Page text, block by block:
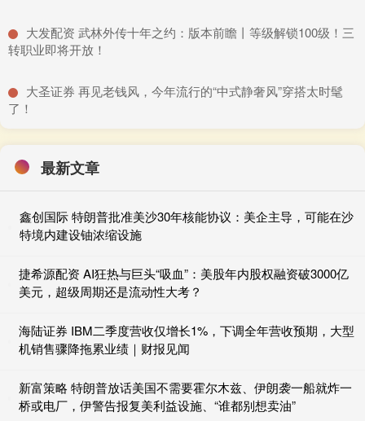
​大发配资 武林外传十年之约：版本前瞻丨等级解锁100级！三
转职业即将开放！
​大圣证券 再见老钱风，今年流行的“中式静奢风”穿搭太时髦
了！
最新文章
鑫创国际 特朗普批准美沙30年核能协议：美企主导，可能在沙
特境内建设铀浓缩设施
捷希源配资 AI狂热与巨头“吸血”：美股年内股权融资破3000亿
美元，超级周期还是流动性大考？
海陆证券 IBM二季度营收仅增长1%，下调全年营收预期，大型
机销售骤降拖累业绩｜财报见闻
新富策略 特朗普放话美国不需要霍尔木兹、伊朗袭一船就炸一
桥或电厂，伊警告报复美利益设施、“谁都别想卖油”